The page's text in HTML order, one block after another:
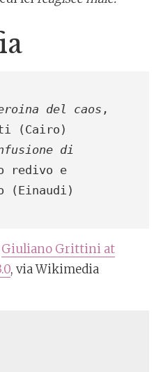
del caos ,
(Cairo)
di
redivo e
Giuliano Grittini at
, via Wikimedia